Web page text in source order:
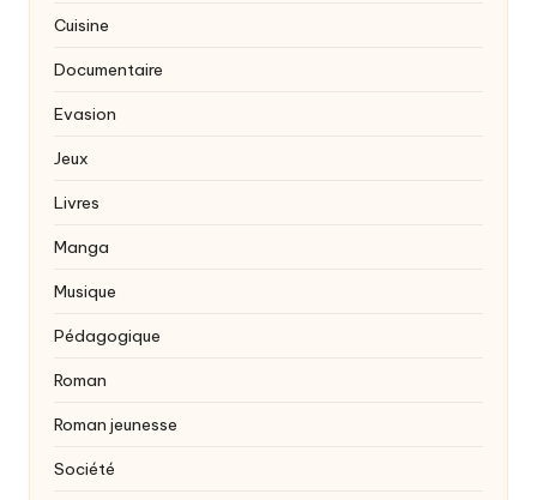
Cuisine
Documentaire
Evasion
Jeux
Livres
Manga
Musique
Pédagogique
Roman
Roman jeunesse
Société